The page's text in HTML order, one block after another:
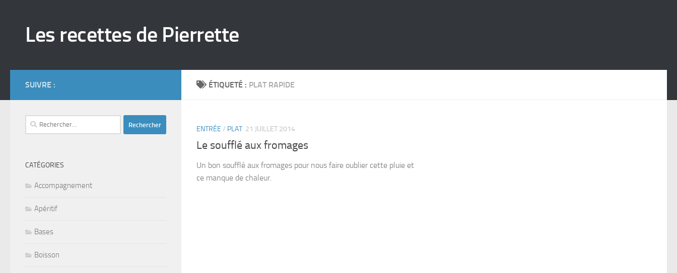
Les recettes de Pierrette
ÉTIQUETÉ : PLAT RAPIDE
ENTRÉE / PLAT 21 JUILLET 2014
Le soufflé aux fromages
Un bon soufflé aux fromages pour nous faire oublier cette pluie et
ce manque de chaleur.
SUIVRE :
Rechercher :
CATÉGORIES
Accompagnement
Apéritif
Bases
Boisson